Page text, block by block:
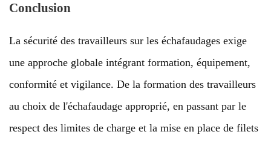
Conclusion
La sécurité des travailleurs sur les échafaudages exige
une approche globale intégrant formation, équipement,
conformité et vigilance. De la formation des travailleurs
au choix de l'échafaudage approprié, en passant par le
respect des limites de charge et la mise en place de filets